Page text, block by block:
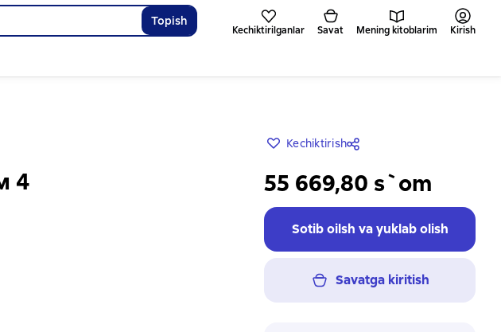
Topish
Kechiktirilganlar Savat Mening kitoblarim Kirish
4
Kechiktirish
55 669,80 s`om
Sotib oilsh va yuklab olish
Savatga kiritish